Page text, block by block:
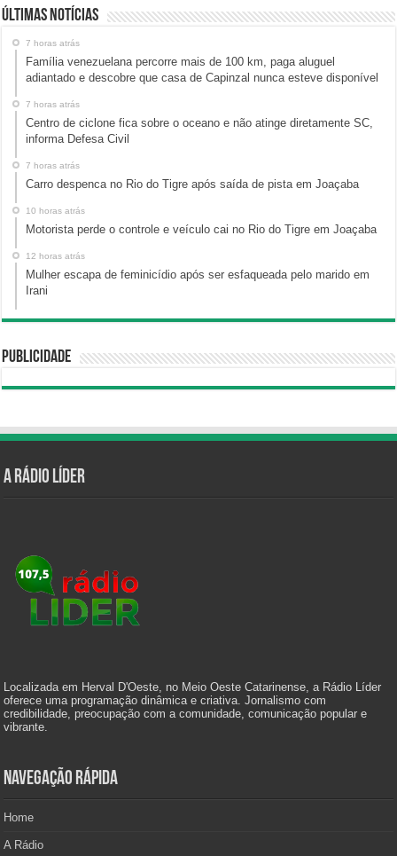
Últimas Notícias
7 horas atrás
Família venezuelana percorre mais de 100 km, paga aluguel
adiantado e descobre que casa de Capinzal nunca esteve disponível
7 horas atrás
Centro de ciclone fica sobre o oceano e não atinge diretamente SC,
informa Defesa Civil
7 horas atrás
Carro despenca no Rio do Tigre após saída de pista em Joaçaba
10 horas atrás
Motorista perde o controle e veículo cai no Rio do Tigre em Joaçaba
12 horas atrás
Mulher escapa de feminicídio após ser esfaqueada pelo marido em
Irani
Publicidade
A Rádio Líder
Localizada em Herval D'Oeste, no Meio Oeste Catarinense, a Rádio Líder
oferece uma programação dinâmica e criativa. Jornalismo com
credibilidade, preocupação com a comunidade, comunicação popular e
vibrante.
Navegação Rápida
Home
A Rádio